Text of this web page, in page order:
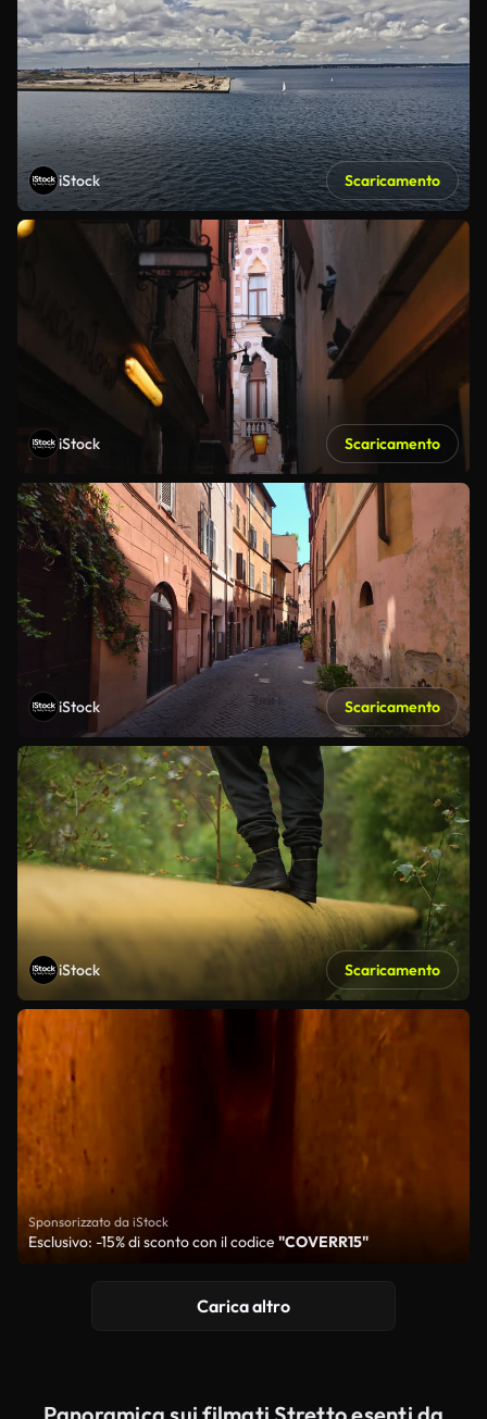
iStock Scaricamento
iStock Scaricamento
iStock Scaricamento
iStock Scaricamento
Sponsorizzato da iStock
Esclusivo: -15% di sconto con il codice "COVERR15"
Carica altro